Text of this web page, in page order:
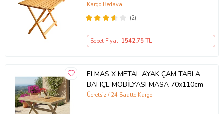
(2)
Kargo Bedava
Sepet Fiyatı 1542,75 TL
ELMAS X METAL AYAK ÇAM TABLA
BAHÇE MOBİLYASI MASA 70x110cm
Ücretsiz / 24 Saatte Kargo